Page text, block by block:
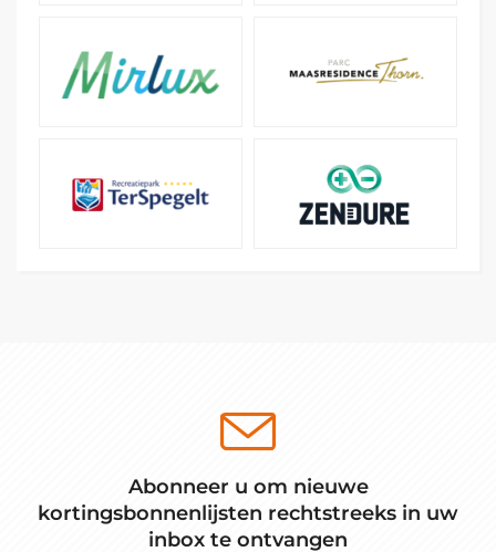
Abonneer u om nieuwe
kortingsbonnenlijsten rechtstreeks in uw
inbox te ontvangen